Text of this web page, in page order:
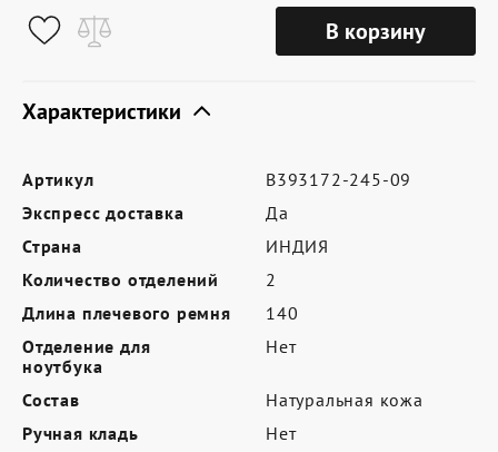
Оферта
Условия возврата
Партнерам
Контакты
Программа лояльности
Политика обработки персональных
данных
В корзину
Характеристики
Артикул
B393172-245-09
Экспресс доставка
Да
Страна
ИНДИЯ
Количество отделений
2
Длина плечевого ремня
140
Отделение для
ноутбука
Нет
Состав
Натуральная кожа
Ручная кладь
Нет